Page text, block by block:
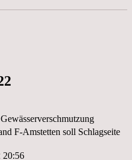
F-Amstetten soll Schlagseite
20:56